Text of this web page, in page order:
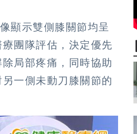
顯示雙側膝關節均呈
團隊評估，決定優先
局部疼痛，同時協助
一側未動刀膝關節的